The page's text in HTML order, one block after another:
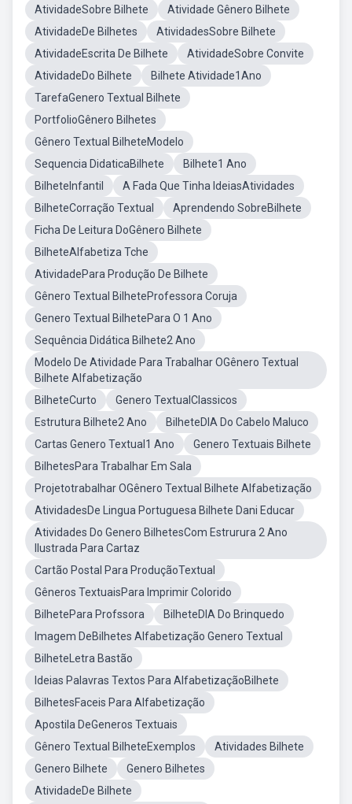
AtividadeSobre Bilhete
Atividade Gênero Bilhete
AtividadeDe Bilhetes
AtividadesSobre Bilhete
AtividadeEscrita De Bilhete
AtividadeSobre Convite
AtividadeDo Bilhete
Bilhete Atividade1Ano
TarefaGenero Textual Bilhete
PortfolioGênero Bilhetes
Gênero Textual BilheteModelo
Sequencia DidaticaBilhete
Bilhete1 Ano
BilheteInfantil
A Fada Que Tinha IdeiasAtividades
BilheteCorração Textual
Aprendendo SobreBilhete
Ficha De Leitura DoGênero Bilhete
BilheteAlfabetiza Tche
AtividadePara Produção De Bilhete
Gênero Textual BilheteProfessora Coruja
Genero Textual BilhetePara O 1 Ano
Sequência Didática Bilhete2 Ano
Modelo De Atividade Para Trabalhar OGênero Textual
Bilhete Alfabetização
BilheteCurto
Genero TextualClassicos
Estrutura Bilhete2 Ano
BilheteDIA Do Cabelo Maluco
Cartas Genero Textual1 Ano
Genero Textuais Bilhete
BilhetesPara Trabalhar Em Sala
Projetotrabalhar OGênero Textual Bilhete Alfabetização
AtividadesDe Lingua Portuguesa Bilhete Dani Educar
Atividades Do Genero BilhetesCom Estrurura 2 Ano
Ilustrada Para Cartaz
Cartão Postal Para ProduçãoTextual
Gêneros TextuaisPara Imprimir Colorido
BilhetePara Profssora
BilheteDIA Do Brinquedo
Imagem DeBilhetes Alfabetização Genero Textual
BilheteLetra Bastão
Ideias Palavras Textos Para AlfabetizaçãoBilhete
BilhetesFaceis Para Alfabetização
Apostila DeGeneros Textuais
Gênero Textual BilheteExemplos
Atividades Bilhete
Genero Bilhete
Genero Bilhetes
AtividadeDe Bilhete